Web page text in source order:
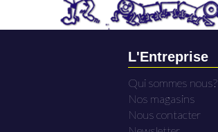
L'Entreprise
Qui sommes nous?
Nos magasins
Nous contacter